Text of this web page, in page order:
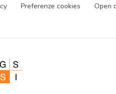
Preferenze cookies Open